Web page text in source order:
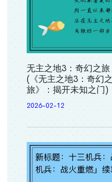
无主之地3：奇幻之旅
(《无主之地3：奇幻之
旅》：揭开未知之门)
2026-02-12